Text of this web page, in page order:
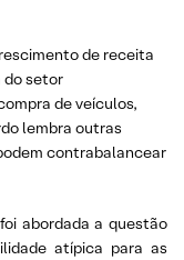
de receita
do setor
de veículos,
lembra outras
contrabalancear
abordada a questão
atípica para as